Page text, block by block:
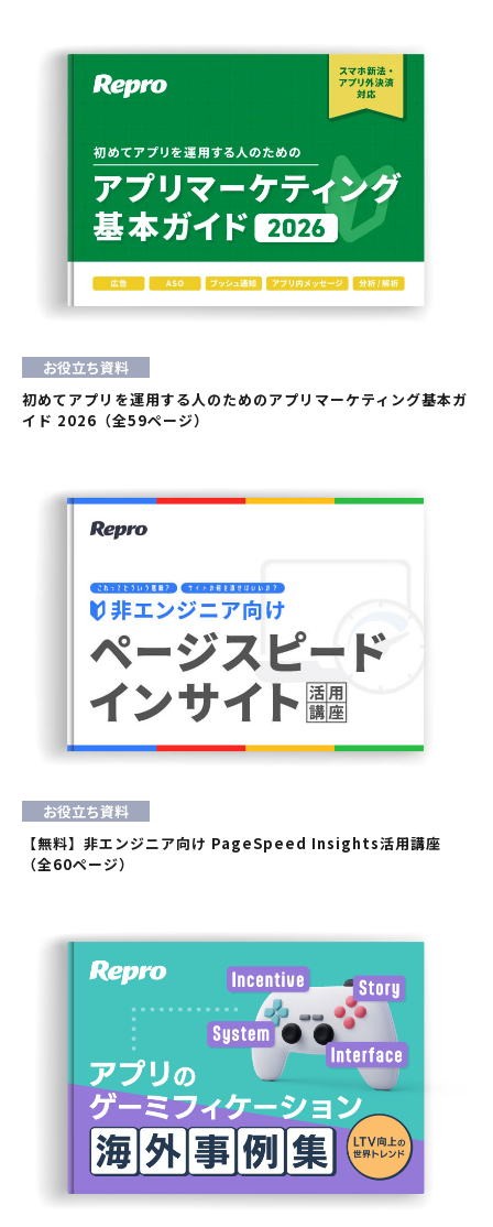
お役立ち資料
初めてアプリを運用する人のためのアプリマーケティング基本ガ
イド 2026（全59ページ）
お役立ち資料
【無料】非エンジニア向け PageSpeed Insights活用講座
（全60ページ）